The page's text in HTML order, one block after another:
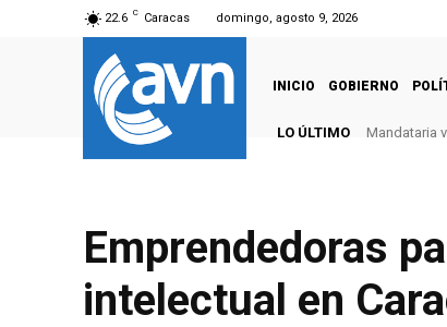
22.6 C Caracas domingo, agosto 9, 2026
INICIO GOBIERNO
LO ÚLTIMO Mandataria
Emprendedoras
intelectual en